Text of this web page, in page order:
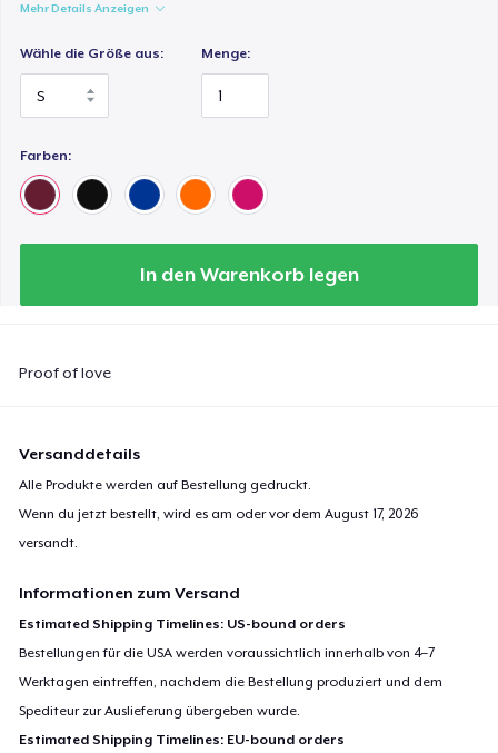
Mehr Details Anzeigen
Wähle die Größe aus: Menge:
Farben:
In den Warenkorb legen
Proof of love
Versanddetails
Alle Produkte werden auf Bestellung gedruckt.
Wenn du jetzt bestellt, wird es am oder vor demAugust 17, 2026
versandt.
Informationen zum Versand
Estimated Shipping Timelines: US-bound orders
Bestellungen für die USA werden voraussichtlich innerhalb von 4–7
Werktagen eintreffen, nachdem die Bestellung produziert und dem
Spediteur zur Auslieferung übergeben wurde.
Estimated Shipping Timelines: EU-bound orders